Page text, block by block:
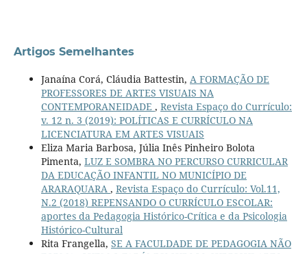
Artigos Semelhantes
Janaína Corá, Cláudia Battestin, A FORMAÇÃO DE
PROFESSORES DE ARTES VISUAIS NA
CONTEMPORANEIDADE , Revista Espaço do Currículo:
v. 12 n. 3 (2019): POLÍTICAS E CURRÍCULO NA
LICENCIATURA EM ARTES VISUAIS
Eliza Maria Barbosa, Júlia Inês Pinheiro Bolota
Pimenta, LUZ E SOMBRA NO PERCURSO CURRICULAR
DA EDUCAÇÃO INFANTIL NO MUNICÍPIO DE
ARARAQUARA , Revista Espaço do Currículo: Vol.11,
N.2 (2018) REPENSANDO O CURRÍCULO ESCOLAR:
aportes da Pedagogia Histórico-Crítica e da Psicologia
Histórico-Cultural
Rita Frangella, SE A FACULDADE DE PEDAGOGIA NÃO